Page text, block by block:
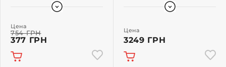
Цена
754 ГРН
377 ГРН
Цена
3249 ГРН